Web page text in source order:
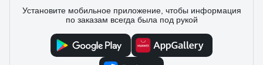
Установите мобильное приложение, чтобы информация
по заказам всегда была под рукой